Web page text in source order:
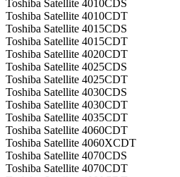
Toshiba Satellite 4010CDS
Toshiba Satellite 4010CDT
Toshiba Satellite 4015CDS
Toshiba Satellite 4015CDT
Toshiba Satellite 4020CDT
Toshiba Satellite 4025CDS
Toshiba Satellite 4025CDT
Toshiba Satellite 4030CDS
Toshiba Satellite 4030CDT
Toshiba Satellite 4035CDT
Toshiba Satellite 4060CDT
Toshiba Satellite 4060XCDT
Toshiba Satellite 4070CDS
Toshiba Satellite 4070CDT